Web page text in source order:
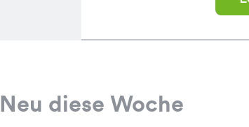
Neu diese Woche